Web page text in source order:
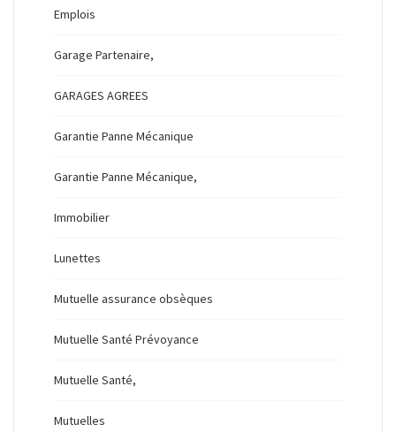
Emplois
Garage Partenaire,
GARAGES AGREES
Garantie Panne Mécanique
Garantie Panne Mécanique,
Immobilier
Lunettes
Mutuelle assurance obsèques
Mutuelle Santé Prévoyance
Mutuelle Santé,
Mutuelles